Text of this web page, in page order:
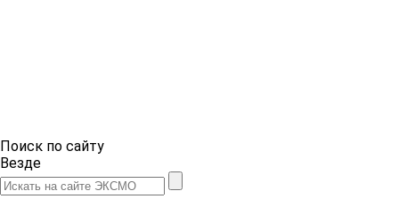
Поиск по сайту
Везде